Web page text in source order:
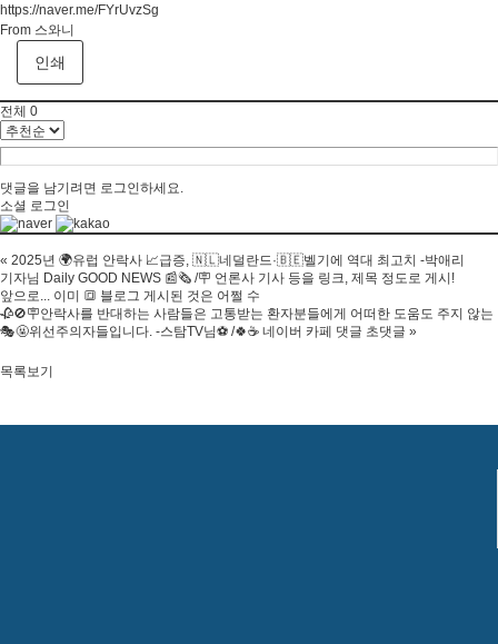
https://naver.me/FYrUvzSg
From 스와니
인쇄
전체 0
댓글을 남기려면 로그인하세요.
소셜 로그인
« 2025년 🌍유럽 안락사 📈급증, 🇳🇱네덜란드·🇧🇪벨기에 역대 최고치 -박애리
기자님 Daily GOOD NEWS 📰🗞 /🪧 언론사 기사 등을 링크, 제목 정도로 게시!
앞으로... ​이미 🔳 블로그 게시된 것은 어쩔 수
🥀🚫🪧안락사를 반대하는 사람들은 고통받는 환자분들에게 어떠한 도움도 주지 않는
🎭🤬위선주의자들입니다. -스탐TV님⚽ /🍀☕ 네이버 카페 댓글 초댓글 »
목록보기